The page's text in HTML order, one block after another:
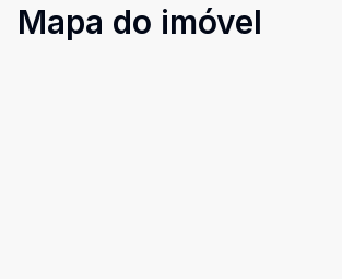
Mapa do imóvel